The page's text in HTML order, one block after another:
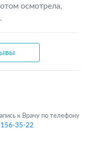
осмотрела,
к Врачу по телефону
156-35-22